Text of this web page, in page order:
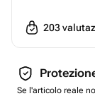
203
Se l'articolo reale